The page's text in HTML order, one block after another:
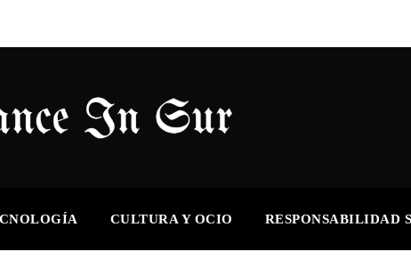
CULTURA Y OCIO RESPONSABILIDAD